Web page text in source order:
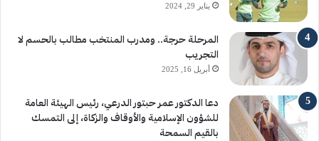
يناير 29, 2024
المرحلة حرجة.. ومدرب المنتخب مطالب بالحسم لا
التجريب
أبريل 16, 2025
دعا الدكتور عمر حبتور الدرعي، رئيس الهيئة العامة
للشؤون الإسلامية والأوقاف والزكاة، إلى التمسك
بالقيم السمحة